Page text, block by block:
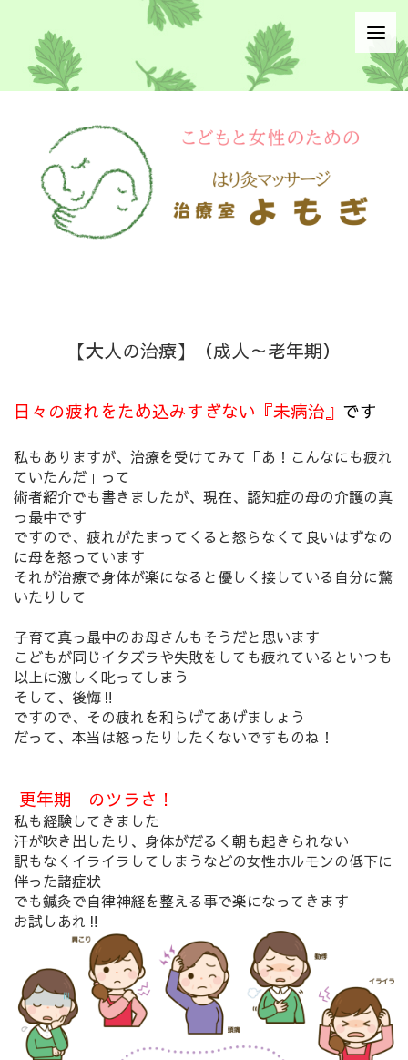
【大人の治療】（成人～老年期）
日々の疲れをため込みすぎない『未病治』 です
私もありますが、治療を受けてみて「あ！こんなにも疲れ
ていたんだ」って
術者紹介でも書きましたが、現在、認知症の母の介護の真
っ最中です
ですので、疲れがたまってくると怒らなくて良いはずなの
に母を怒っています
それが治療で身体が楽になると優しく接している自分に驚
いたりして
子育て真っ最中のお母さんもそうだと思います
こどもが同じイタズラや失敗をしても疲れているといつも
以上に激しく叱ってしまう
そして、後悔‼
ですので、その疲れを和らげてあげましょう
だって、本当は怒ったりしたくないですものね！
更年期 のツラさ！
私も経験してきました
汗が吹き出したり、 身体がだるく朝も起きられない
訳もなくイライラしてしまうなどの女性ホルモンの低下に
伴った諸症状
でも鍼灸で自律神経を整える事で楽になってきます
お試しあれ‼